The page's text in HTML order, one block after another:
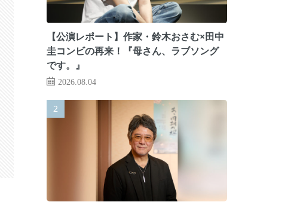
【公演レポート】作家・鈴木おさむ×田中
圭コンビの再来！『母さん、ラブソング
です。』
2026.08.04